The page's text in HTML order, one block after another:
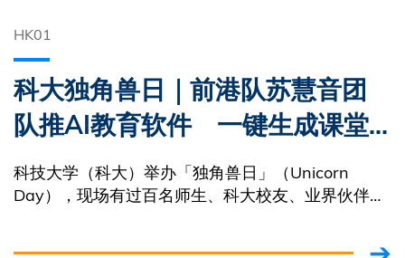
HK01
科大独角兽日｜前港队苏慧音团
队推AI教育软件 一键生成课堂
笔记
科技大学（科大）举办「独角兽日」（Unicorn
Day），现场有过百名师生、科大校友、业界伙伴、